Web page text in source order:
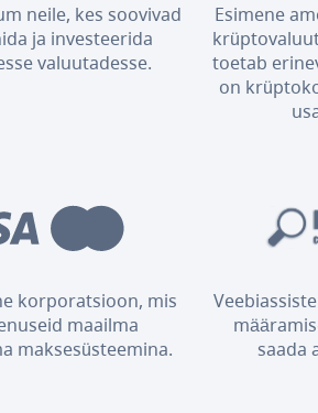
neile, kes soovivad
ja investeerida
valuutadesse.
Esimene
toetab
on
korporatsioon, mis
maailma
maksesüsteemina.
saada